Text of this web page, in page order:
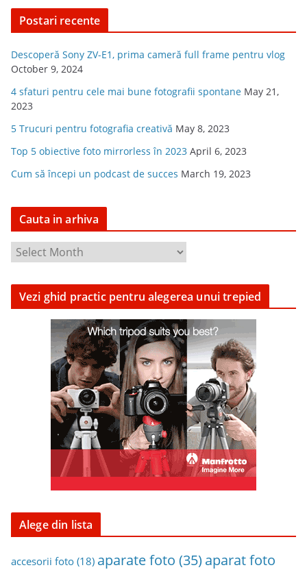
Postari recente
Descoperă Sony ZV-E1, prima cameră full frame pentru vlog
October 9, 2024
4 sfaturi pentru cele mai bune fotografii spontane May 21,
2023
5 Trucuri pentru fotografia creativă May 8, 2023
Top 5 obiective foto mirrorless în 2023 April 6, 2023
Cum să începi un podcast de succes March 19, 2023
Cauta in arhiva
a
u
Vezi ghid practic pentru alegerea unui trepied
Alege din lista
accesorii foto (18) aparate foto (35) aparat foto